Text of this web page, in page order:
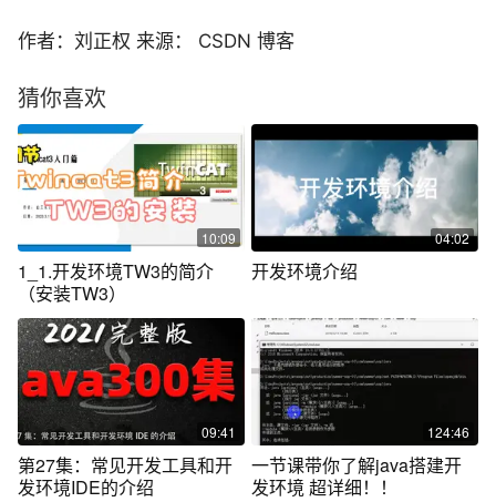
作者：刘正权 来源： CSDN 博客
猜你喜欢
10:09
1_1.开发环境TW3的简介
（安装TW3）
04:02
开发环境介绍
09:41
第27集：常见开发工具和开
发环境IDE的介绍
124:46
一节课带你了解java搭建开
发环境 超详细！！